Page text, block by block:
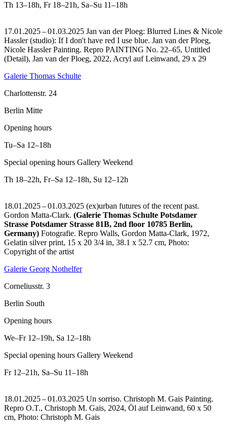
Th 13–18h, Fr 18–21h, Sa–Su 11–18h
17.01.2025 – 01.03.2025 Jan van der Ploeg: Blurred Lines & Nicole
Hassler (studio): If I don't have red I use blue. Jan van der Ploeg,
Nicole Hassler Painting. Repro PAINTING No. 22–65, Untitled
(Detail), Jan van der Ploeg, 2022, Acryl auf Leinwand, 29 x 29
Galerie Thomas Schulte
Charlottenstr. 24
Berlin Mitte
Opening hours
Tu–Sa 12–18h
Special opening hours Gallery Weekend
Th 18–22h, Fr–Sa 12–18h, Su 12–12h
18.01.2025 – 01.03.2025 (ex)urban futures of the recent past.
Gordon Matta-Clark. (Galerie Thomas Schulte Potsdamer
Strasse Potsdamer Strasse 81B, 2nd floor 10785 Berlin,
Germany) Fotografie. Repro Walls, Gordon Matta-Clark, 1972,
Gelatin silver print, 15 x 20 3/4 in, 38.1 x 52.7 cm, Photo:
Copyright of the artist
Galerie Georg Nothelfer
Corneliusstr. 3
Berlin South
Opening hours
We–Fr 12–19h, Sa 12–18h
Special opening hours Gallery Weekend
Fr 12–21h, Sa–Su 11–18h
18.01.2025 – 01.03.2025 Un sorriso. Christoph M. Gais Painting.
Repro O.T., Christoph M. Gais, 2024, Öl auf Leinwand, 60 x 50
cm, Photo: Christoph M. Gais